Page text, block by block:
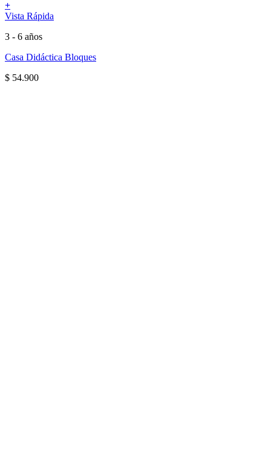
+
Vista Rápida
3 - 6 años
Casa Didáctica Bloques
$ 54.900